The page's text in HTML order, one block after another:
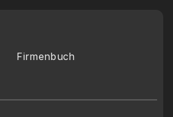
Firmenbuch